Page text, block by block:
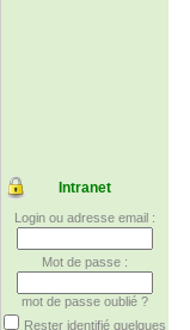
Intranet
Login ou adresse email :
Mot de passe :
mot de passe oublié ?
Rester identifié quelques